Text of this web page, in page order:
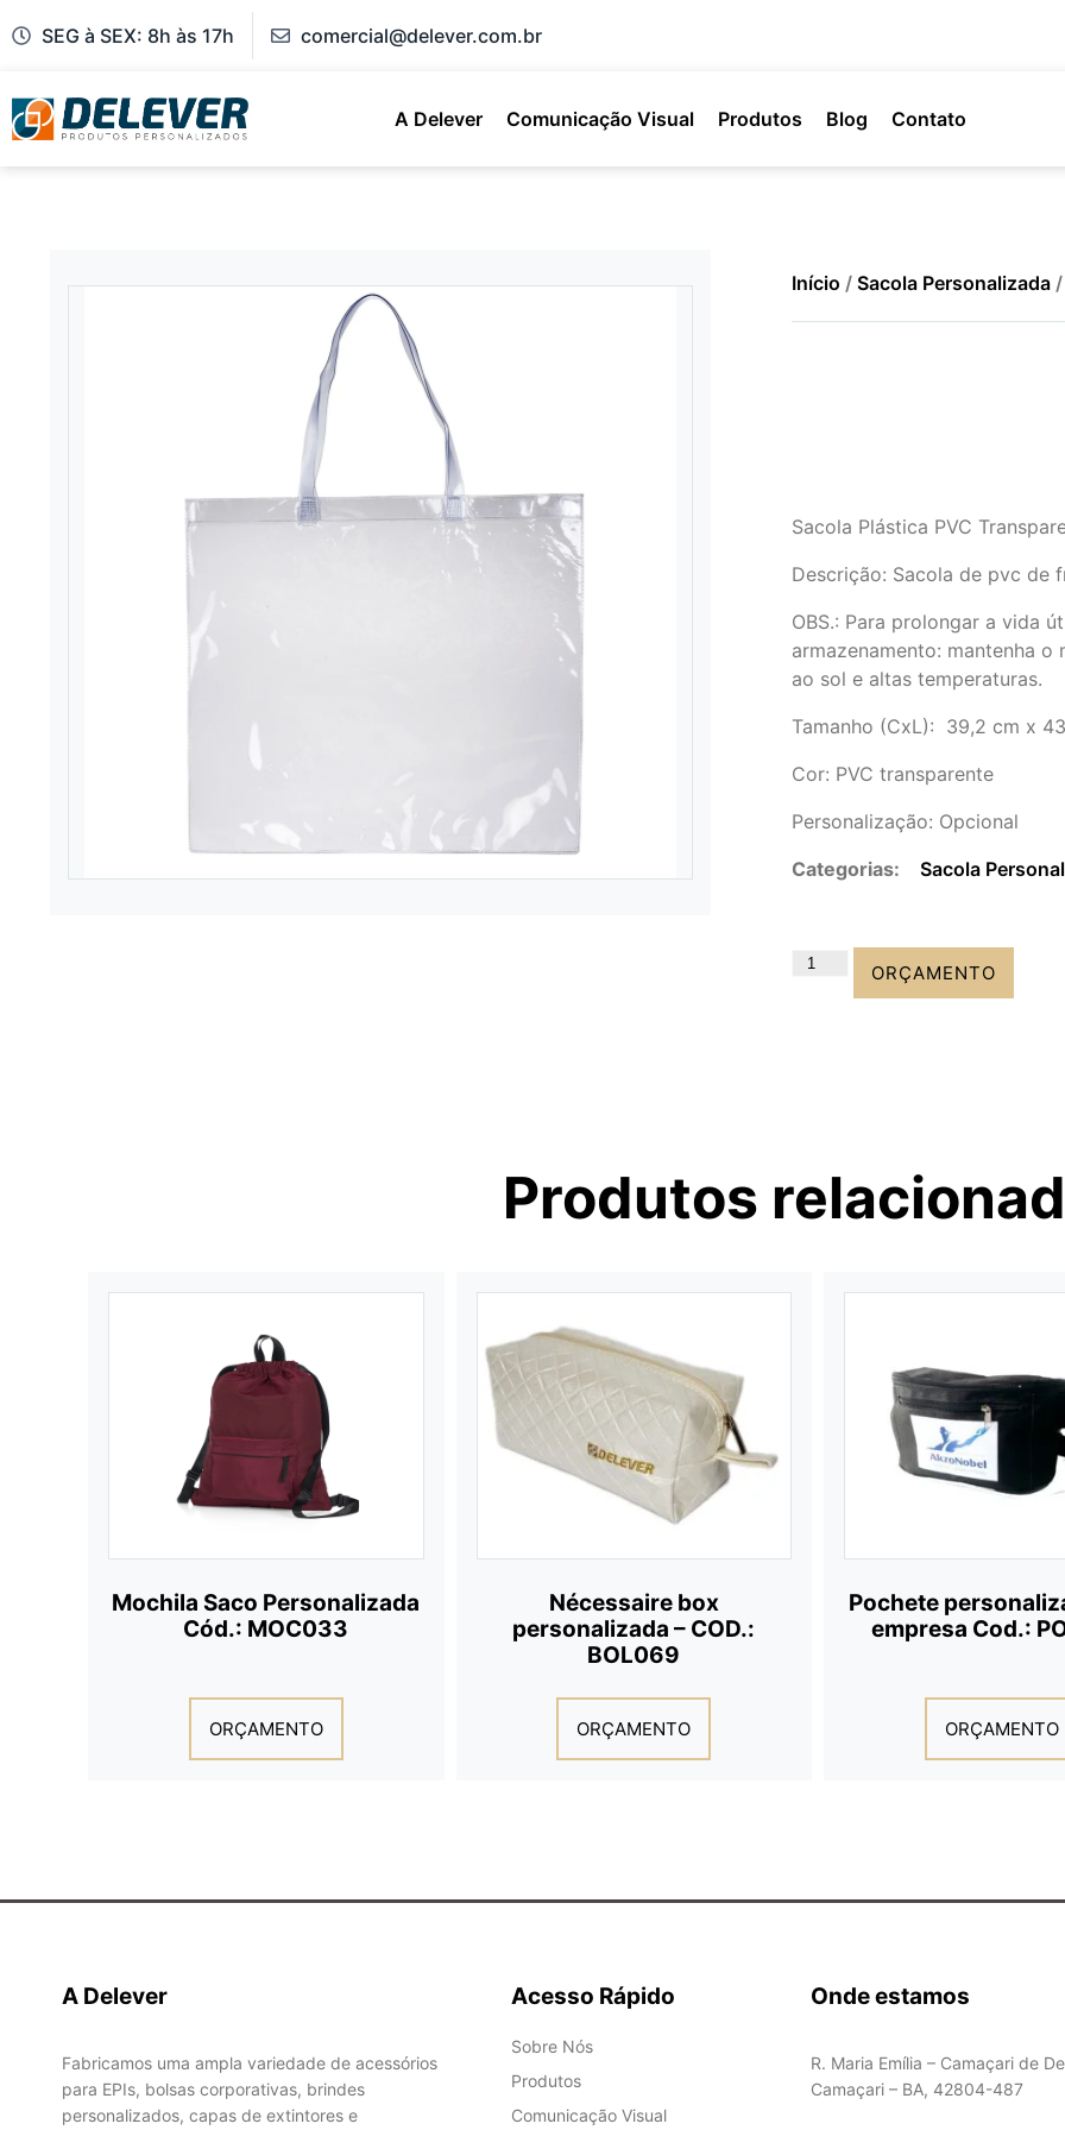
SEG à SEX: 8h às 17h comercial@delever.com.br
A Delever Comunicação Visual Produtos Blog Contato
Início / Sacola Personalizada
Sacola Plástica PVC
Descrição: Sacola de pvc de
OBS.: Para prolongar a vida
armazenamento: mantenha
ao sol e altas temperaturas.
Tamanho (CxL): 39,2 cm x
Cor: PVC transparente
Personalização: Opcional
Categorias:
Sacola
ORÇAMENTO
Produtos
Mochila Saco Personalizada
Cód.: MOC033
ORÇAMENTO
Nécessaire box
personalizada – COD.:
BOL069
ORÇAMENTO
Pochete
empresa Cod.:
ORÇAMENTO
A Delever
Fabricamos uma ampla variedade de acessórios
para EPIs, bolsas corporativas, brindes
personalizados, capas de extintores e
Acesso Rápido
Sobre Nós
Produtos
Comunicação Visual
Onde estamos
R. Maria Emília – Camaçari de
Camaçari – BA, 42804-487